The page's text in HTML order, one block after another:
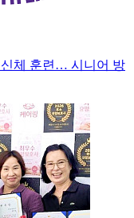
신체 훈련… 시니어 방